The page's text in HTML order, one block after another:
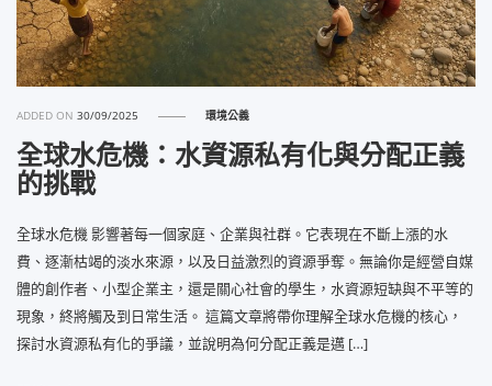
ADDED ON30/09/2025 環境公義
全球水危機：水資源私有化與分配正義
的挑戰
全球水危機 影響著每一個家庭、企業與社群。它表現在不斷上漲的水
費、逐漸枯竭的淡水來源，以及日益激烈的資源爭奪。無論你是經營自媒
體的創作者、小型企業主，還是關心社會的學生，水資源短缺與不平等的
現象，終將觸及到日常生活。 這篇文章將帶你理解全球水危機的核心，
探討水資源私有化的爭議，並說明為何分配正義是邁 […]